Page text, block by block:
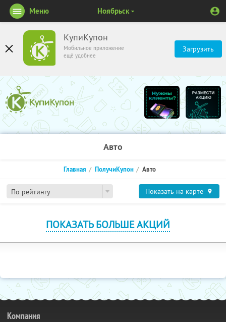
КупиКупон
Мобильное приложение
ещё удобнее
Загрузить
Меню Ноябрьск
Авто
По рейтингу
Главная ПолучиКупон Авто
Показать на карте
ПОКАЗАТЬ БОЛЬШЕ АКЦИЙ
Компания